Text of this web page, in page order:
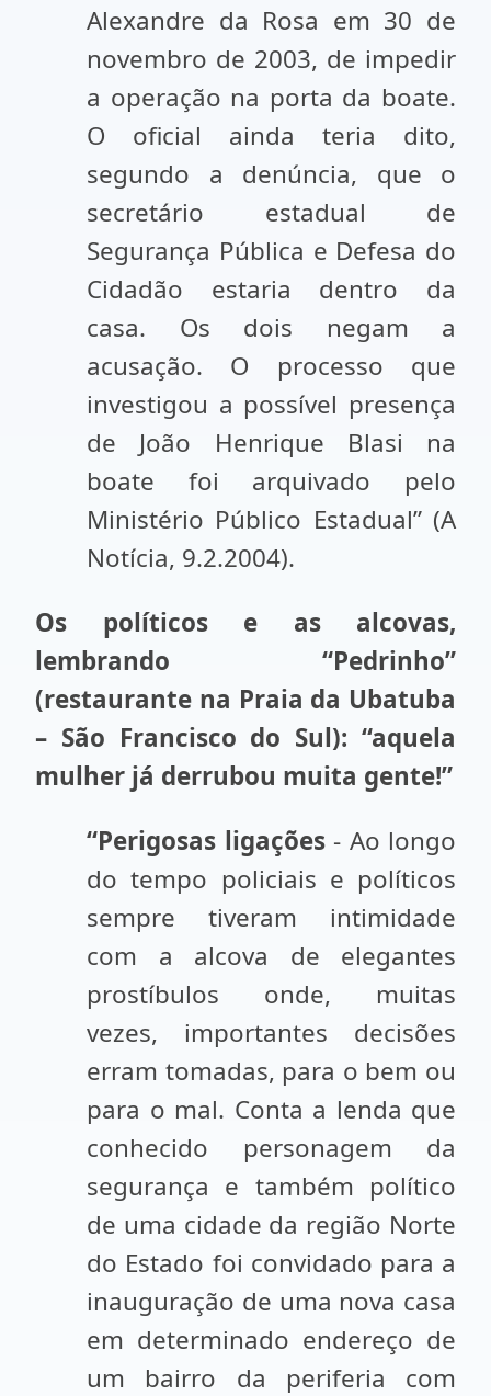
Alexandre da Rosa em 30 de
novembro de 2003, de impedir
a operação na porta da boate.
O oficial ainda teria dito,
segundo a denúncia, que o
secretário estadual de
Segurança Pública e Defesa do
Cidadão estaria dentro da
casa. Os dois negam a
acusação. O processo que
investigou a possível presença
de João Henrique Blasi na
boate foi arquivado pelo
Ministério Público Estadual” (A
Notícia, 9.2.2004).
Os políticos e as alcovas,
lembrando “Pedrinho”
(restaurante na Praia da Ubatuba
– São Francisco do Sul): “aquela
mulher já derrubou muita gente!”
“Perigosas ligações- Ao longo
do tempo policiais e políticos
sempre tiveram intimidade
com a alcova de elegantes
prostíbulos onde, muitas
vezes, importantes decisões
erram tomadas, para o bem ou
para o mal. Conta a lenda que
conhecido personagem da
segurança e também político
de uma cidade da região Norte
do Estado foi convidado para a
inauguração de uma nova casa
em determinado endereço de
um bairro da periferia com